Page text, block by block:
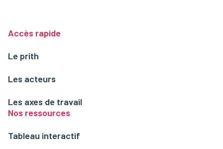
Accès rapide
Le prith
Les acteurs
Les axes de travail
Nos ressources
Tableau interactif